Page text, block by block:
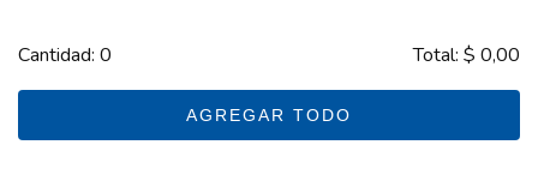
Cantidad: 0 Total: $ 0,00
AGREGAR TODO